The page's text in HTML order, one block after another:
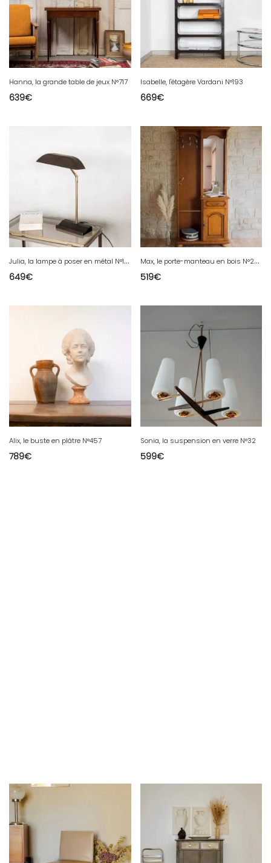
Hanna, la grande table de jeux N°717
639€
Isabelle, l'étagère Vardani N°193
669€
J
ulia, la lampe à poser en métal N°134
649€
M
ax, le porte-manteau en bois N°208
519€
Alix, le buste en plâtre N°457
789€
Sonia, la suspension en verre N°32
599€